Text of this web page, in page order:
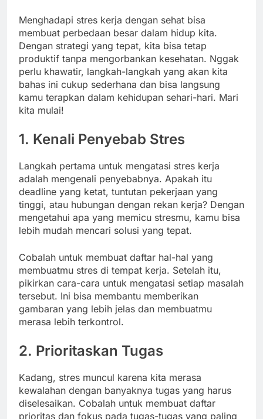
Menghadapi stres kerja dengan sehat bisa
membuat perbedaan besar dalam hidup kita.
Dengan strategi yang tepat, kita bisa tetap
produktif tanpa mengorbankan kesehatan. Nggak
perlu khawatir, langkah-langkah yang akan kita
bahas ini cukup sederhana dan bisa langsung
kamu terapkan dalam kehidupan sehari-hari. Mari
kita mulai!
1. Kenali Penyebab Stres
Langkah pertama untuk mengatasi stres kerja
adalah mengenali penyebabnya. Apakah itu
deadline yang ketat, tuntutan pekerjaan yang
tinggi, atau hubungan dengan rekan kerja? Dengan
mengetahui apa yang memicu stresmu, kamu bisa
lebih mudah mencari solusi yang tepat.
Cobalah untuk membuat daftar hal-hal yang
membuatmu stres di tempat kerja. Setelah itu,
pikirkan cara-cara untuk mengatasi setiap masalah
tersebut. Ini bisa membantu memberikan
gambaran yang lebih jelas dan membuatmu
merasa lebih terkontrol.
2. Prioritaskan Tugas
Kadang, stres muncul karena kita merasa
kewalahan dengan banyaknya tugas yang harus
diselesaikan. Cobalah untuk membuat daftar
prioritas dan fokus pada tugas-tugas yang paling